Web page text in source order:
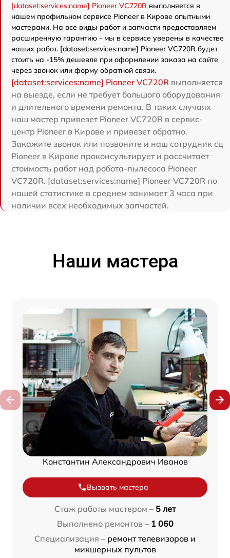
[dataset:services:name] Pioneer VC720R выполняется в
нашем профильном сервисе Pioneer в Кирове опытными
мастерами. На все виды работ и запчасти предоставляем
расширенную гарантию - мы в сервисе уверены в качестве
наших работ. [dataset:services:name] Pioneer VC720R будет
стоить на -15% дешевле при оформлении заказа на сайте
через звонок или форму обратной связи.
[dataset:services:name] Pioneer VC720R выполняется
на выезде, если не требует большого оборудования
и длительного времени ремонта. В таких случаях
наш мастер привезет Pioneer VC720R в сервис-
центр Pioneer в Кирове и привезет обратно.
Закажите звонок или позвоните и наш сотрудник сц
Pioneer в Кирове проконсультирует и рассчитает
стоимость работ над робота-пылесоса Pioneer
VC720R. [dataset:services:name] Pioneer VC720R по
нашей статистике в среднем занимает 3 часа при
наличии всех необходимых запчастей.
Наши мастера
Константин Александрович Иванов
Вызвать мастера
Стаж работы мастером – 5 лет
Выполнено ремонтов – 1 060
Специализация – ремонт телевизоров и
микшерных пультов